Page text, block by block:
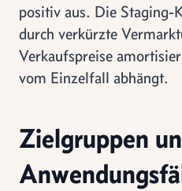
positiv aus. Die Staging-
durch verkürzte
Verkaufspreise
vom Einzelfall abhängt.
Zielgruppen